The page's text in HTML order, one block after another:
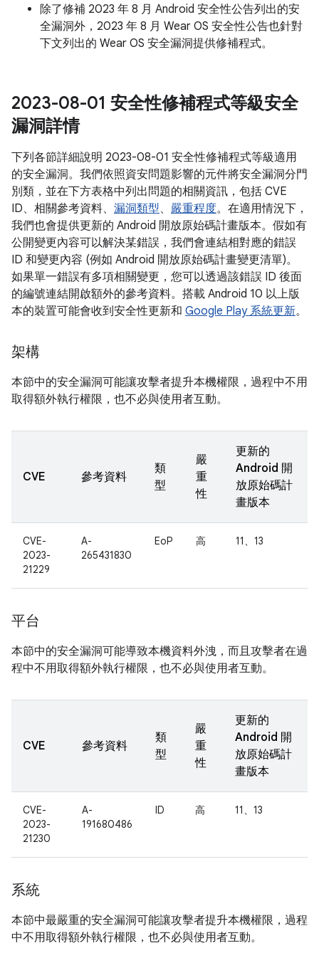
除了修補 2023 年 8 月 Android 安全性公告列出的安
全漏洞外，2023 年 8 月 Wear OS 安全性公告也針對
下文列出的 Wear OS 安全漏洞提供修補程式。
2023-08-01 安全性修補程式等級安全
漏洞詳情
下列各節詳細說明 2023-08-01 安全性修補程式等級適用
的安全漏洞。我們依照資安問題影響的元件將安全漏洞分門
別類，並在下方表格中列出問題的相關資訊，包括 CVE
ID、相關參考資料、 漏洞類型、 嚴重程度。在適用情況下，
我們也會提供更新的 Android 開放原始碼計畫版本。假如有
公開變更內容可以解決某錯誤，我們會連結相對應的錯誤
ID 和變更內容 (例如 Android 開放原始碼計畫變更清單)。
如果單一錯誤有多項相關變更，您可以透過該錯誤 ID 後面
的編號連結開啟額外的參考資料。搭載 Android 10 以上版
本的裝置可能會收到安全性更新和 Google Play 系統更新。
架構
本節中的安全漏洞可能讓攻擊者提升本機權限，過程中不用
取得額外執行權限，也不必與使用者互動。
CVE 參考資料
類
型
嚴
重
性
更新的
Android 開
放原始碼計
畫版本
CVE-
2023-
21229
A-
265431830
EoP 高 11、13
平台
本節中的安全漏洞可能導致本機資料外洩，而且攻擊者在過
程中不用取得額外執行權限，也不必與使用者互動。
CVE 參考資料
類
型
嚴
重
性
更新的
Android 開
放原始碼計
畫版本
CVE-
2023-
21230
A-
191680486
ID 高 11、13
系統
本節中最嚴重的安全漏洞可能讓攻擊者提升本機權限，過程
中不用取得額外執行權限，也不必與使用者互動。